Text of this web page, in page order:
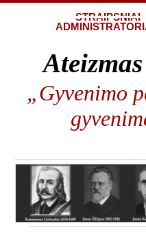
STRAIPSNIAI
„Gyvenimo